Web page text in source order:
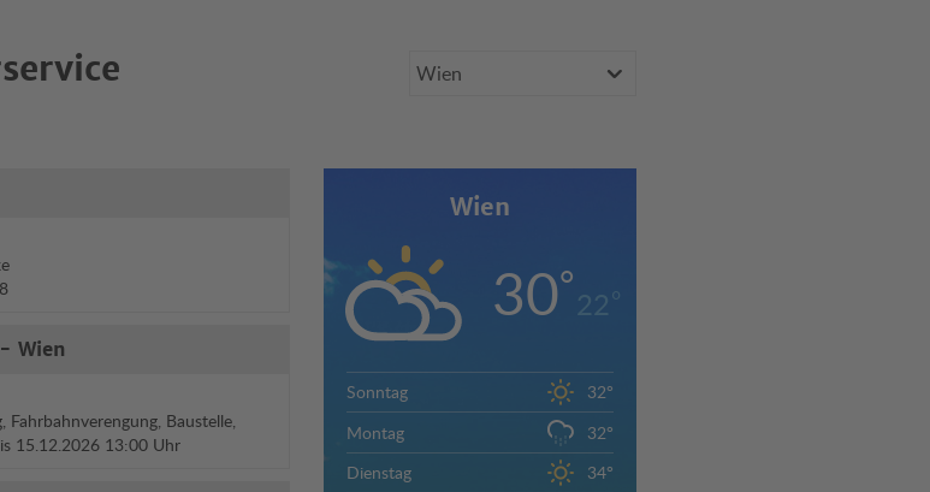
Bundesland
Wien
Baustelle,
15.12.2026 13:00 Uhr
Wien
30°22°
Sonntag
32°
Montag
32°
Dienstag
34°